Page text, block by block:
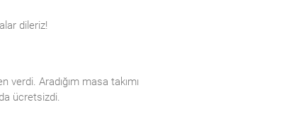
dileriz!
Aradığım masa takımı
ücretsizdi.